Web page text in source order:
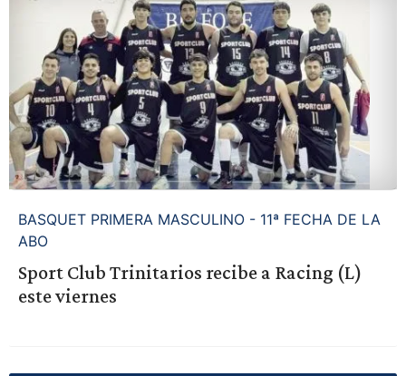
BASQUET PRIMERA MASCULINO - 11ª FECHA DE LA
ABO
Sport Club Trinitarios recibe a Racing (L)
este viernes